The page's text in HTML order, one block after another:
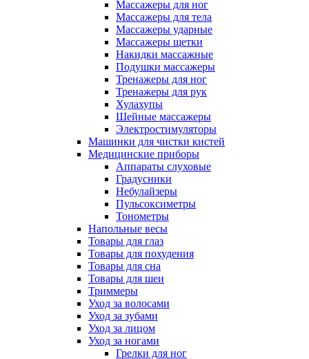
Массажеры для ног
Массажеры для тела
Массажеры ударные
Массажеры щетки
Накидки массажные
Подушки массажеры
Тренажеры для ног
Тренажеры для рук
Хулахупы
Шейные массажеры
Электростимуляторы
Машинки для чистки кистей
Медицинские приборы
Аппараты слуховые
Градусники
Небулайзеры
Пульсоксиметры
Тонометры
Напольные весы
Товары для глаз
Товары для похудения
Товары для сна
Товары для шеи
Триммеры
Уход за волосами
Уход за зубами
Уход за лицом
Уход за ногами
Грелки для ног